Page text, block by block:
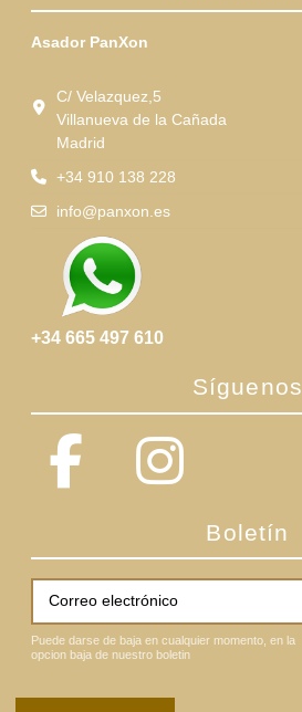
Asador PanXon
C/ Velazquez,5
Villanueva de la Cañada
Madrid
+34 910 138 228
info@panxon.es
+34 665 497 610
Síguenos
Boletín
Puede darse de baja en cualquier momento, en la
opcion baja de nuestro boletin